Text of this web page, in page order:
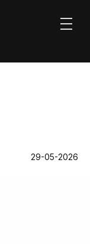
29-05-2026